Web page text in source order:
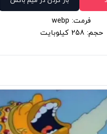
فرمت: webp
حجم: 258 کیلوبایت